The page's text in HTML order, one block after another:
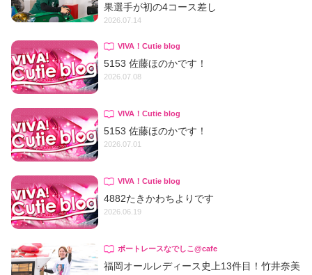
果選手が初の4コース差し
2026.07.14
VIVA！Cutie blog
5153 佐藤ほのかです！
2026.07.08
VIVA！Cutie blog
5153 佐藤ほのかです！
2026.07.01
VIVA！Cutie blog
4882たきかわちよりです
2026.06.19
ボートレースなでしこ@cafe
福岡オールレディース史上13件目！竹井奈美